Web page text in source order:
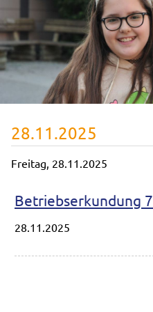
28.11.2025
Freitag, 28.11.2025
Betriebserkundung
28.11.2025